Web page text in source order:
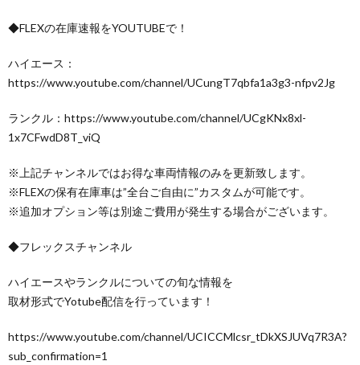
◆FLEXの在庫速報をYOUTUBEで！
ハイエース：
https://www.youtube.com/channel/UCungT7qbfa1a3g3-nfpv2Jg
ランクル：https://www.youtube.com/channel/UCgKNx8xl-
1x7CFwdD8T_viQ
※上記チャンネルではお得な車両情報のみを更新致します。
※FLEXの保有在庫車は”全台ご自由に”カスタムが可能です。
※追加オプション等は別途ご費用が発生する場合がございます。
◆フレックスチャンネル
ハイエースやランクルについての旬な情報を
取材形式でYotube配信を行っています！
https://www.youtube.com/channel/UCICCMlcsr_tDkXSJUVq7R3A?
sub_confirmation=1